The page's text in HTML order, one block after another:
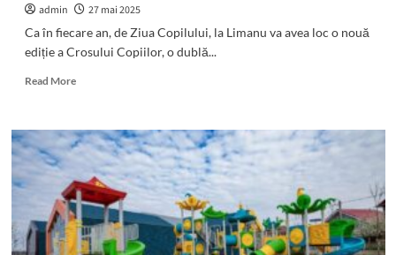
ai
admin
27 mai 2025
Ca în fiecare an, de Ziua Copilului, la Limanu va avea loc o nouă
ediție a Crosului Copiilor, o dublă...
Read MoreRead
O
nouă
a
Crosului
Copiilor
va
avea